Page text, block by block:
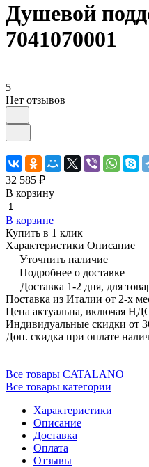
Душевой
7041070001
5
Нет отзывов
32 585 ₽
В корзину
В корзине
Купить в 1 клик
Характеристики Описание
Уточнить наличие
Подробнее о доставке
Доставка 1-2 дня, для
Поставка из Италии от 2-х
Цена актуальна, включая
Индивидуальные скидки от
Доп. скидка при оплате
Все товары CATALANO
Все товары категории
Характеристики
Описание
Доставка
Оплата
Отзывы